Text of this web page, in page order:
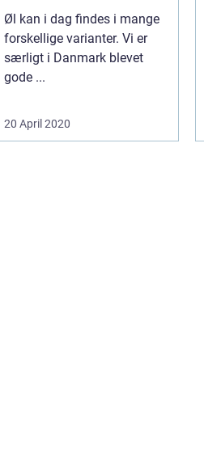
Øl kan i dag findes i mange
forskellige varianter. Vi er
særligt i Danmark blevet
gode ...
20 April 2020